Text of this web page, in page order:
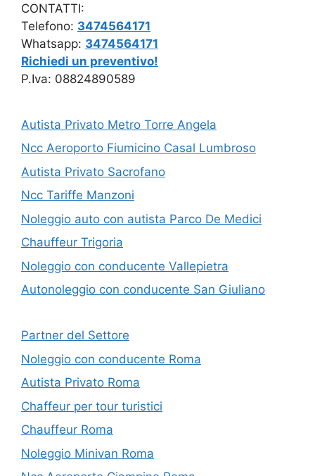
CONTATTI:
Telefono: 3474564171
Whatsapp: 3474564171
Richiedi un preventivo!
P.Iva: 08824890589
Autista Privato Metro Torre Angela
Ncc Aeroporto Fiumicino Casal Lumbroso
Autista Privato Sacrofano
Ncc Tariffe Manzoni
Noleggio auto con autista Parco De Medici
Chauffeur Trigoria
Noleggio con conducente Vallepietra
Autonoleggio con conducente San Giuliano
Partner del Settore
Noleggio con conducente Roma
Autista Privato Roma
Chaffeur per tour turistici
Chauffeur Roma
Noleggio Minivan Roma